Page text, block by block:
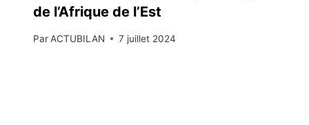
de l’Afrique de l’Est
ParACTUBILAN 7 juillet 2024